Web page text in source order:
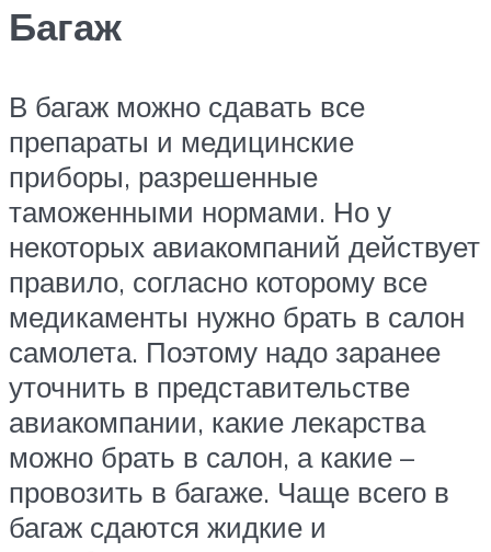
Багаж
В багаж можно сдавать все
препараты и медицинские
приборы, разрешенные
таможенными нормами. Но у
некоторых авиакомпаний действует
правило, согласно которому все
медикаменты нужно брать в салон
самолета. Поэтому надо заранее
уточнить в представительстве
авиакомпании, какие лекарства
можно брать в салон, а какие –
провозить в багаже. Чаще всего в
багаж сдаются жидкие и